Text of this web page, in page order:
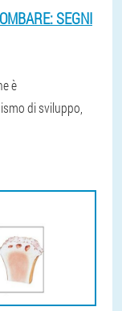
SEGNI
è
di sviluppo,